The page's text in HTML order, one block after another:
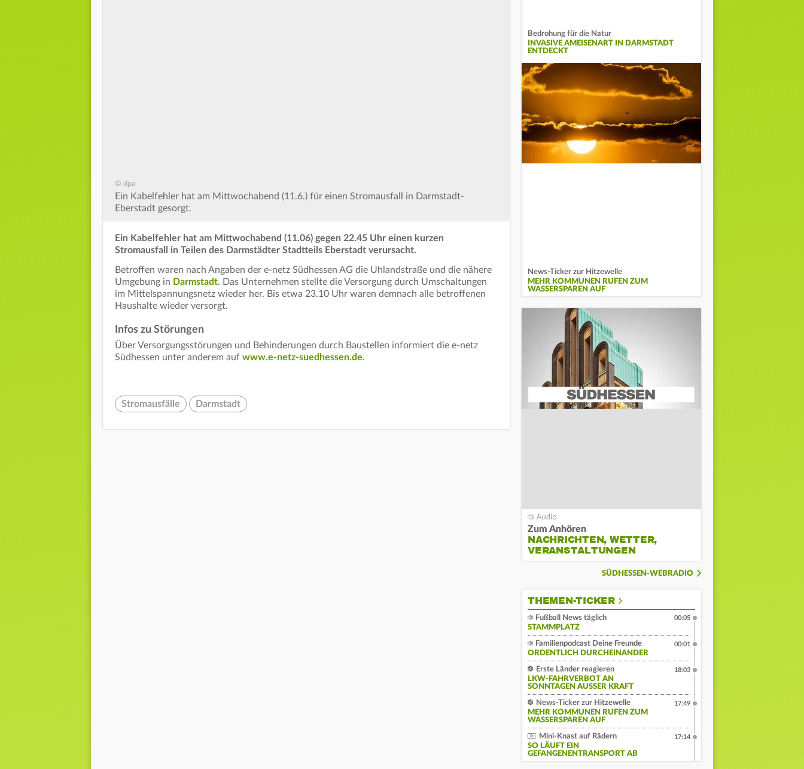
© dpa
Ein Kabelfehler hat am Mittwochabend (11.6.) für einen Stromausfall in Darmstadt-
Eberstadt gesorgt.
Ein Kabelfehler hat am Mittwochabend (11.06) gegen 22.45 Uhr einen kurzen
Stromausfall in Teilen des Darmstädter Stadtteils Eberstadt verursacht.
Betroffen waren nach Angaben der e-netz Südhessen AG die Uhlandstraße und die nähere
Umgebung in Darmstadt. Das Unternehmen stellte die Versorgung durch Umschaltungen
im Mittelspannungsnetz wieder her. Bis etwa 23.10 Uhr waren demnach alle betroffenen
Haushalte wieder versorgt.
Infos zu Störungen
Über Versorgungsstörungen und Behinderungen durch Baustellen informiert die e-netz
Südhessen unter anderem auf www.e-netz-suedhessen.de.
Stromausfälle Darmstadt
Bedrohung für die Natur
INVASIVE AMEISENART IN DARMSTADT
ENTDECKT
News-Ticker zur Hitzewelle
MEHR KOMMUNEN RUFEN ZUM
WASSERSPAREN AUF
Zum Anhören
NACHRICHTEN, WETTER,
VERANSTALTUNGEN
SÜDHESSEN-WEBRADIO
THEMEN-TICKER
Fußball News täglich
STAMMPLATZ
00:05
Familienpodcast Deine Freunde
ORDENTLICH DURCHEINANDER
00:01
Erste Länder reagieren
LKW-FAHRVERBOT AN
SONNTAGEN AUSSER KRAFT
18:03
News-Ticker zur Hitzewelle
MEHR KOMMUNEN RUFEN ZUM
WASSERSPAREN AUF
17:49
Mini-Knast auf Rädern
SO LÄUFT EIN
GEFANGENENTRANSPORT AB
17:14